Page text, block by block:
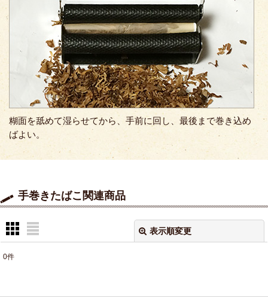
糊面を舐めて湿らせてから、手前に回し、最後まで巻き込め
ばよい。
手巻きたばこ関連商品
表示順変更
並び順:
0件